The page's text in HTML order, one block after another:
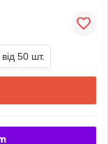
від 50 шт.